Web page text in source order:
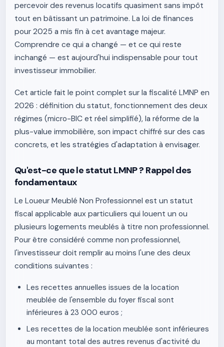
percevoir des revenus locatifs quasiment sans impôt
tout en bâtissant un patrimoine. La loi de finances
pour 2025 a mis fin à cet avantage majeur.
Comprendre ce qui a changé — et ce qui reste
inchangé — est aujourd'hui indispensable pour tout
investisseur immobilier.
Cet article fait le point complet sur la fiscalité LMNP en
2026 : définition du statut, fonctionnement des deux
régimes (micro-BIC et réel simplifié), la réforme de la
plus-value immobilière, son impact chiffré sur des cas
concrets, et les stratégies d'adaptation à envisager.
Qu'est-ce que le statut LMNP ? Rappel des
fondamentaux
Le Loueur Meublé Non Professionnel est un statut
fiscal applicable aux particuliers qui louent un ou
plusieurs logements meublés à titre non professionnel.
Pour être considéré comme non professionnel,
l'investisseur doit remplir au moins l'une des deux
conditions suivantes :
Les recettes annuelles issues de la location
meublée de l'ensemble du foyer fiscal sont
inférieures à 23 000 euros ;
Les recettes de la location meublée sont inférieures
au montant total des autres revenus d'activité du